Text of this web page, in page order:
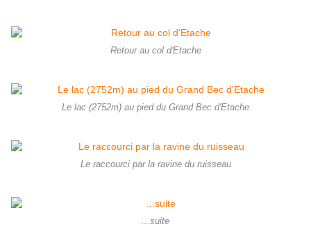
Retour au col d'Etache
Le lac (2752m) au pied du Grand Bec d'Etache
Le raccourci par la ravine du ruisseau
...suite